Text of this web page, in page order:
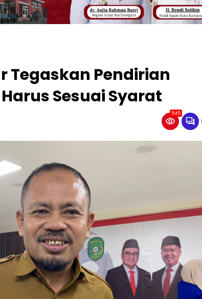
Tegaskan Pendirian
Sesuai Syarat
545